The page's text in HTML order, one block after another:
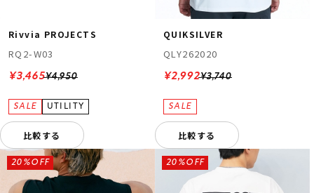
Rivvia PROJECTS
RQ2-W03
¥4,950
¥3,465
比較する
QUIKSILVER
QLY262020
¥3,740
¥2,992
比較する
20%OFF 20%OFF